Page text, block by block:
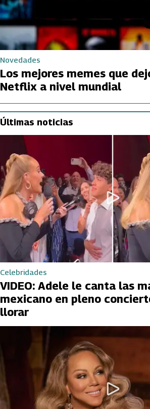
Novedades
Los mejores memes que
Netflix a nivel mundial
Últimas noticias
Celebridades
VIDEO: Adele le canta las
mexicano en pleno
llorar